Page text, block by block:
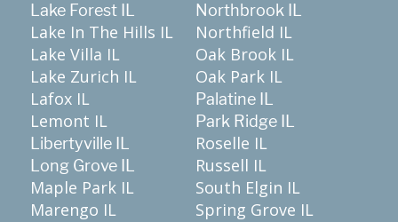
Lake Forest IL
Lake In The Hills IL
Lake Villa IL
Lake Zurich IL
Lafox IL
Lemont IL
Libertyville IL
Long Grove IL
Maple Park IL
Marengo IL
Northbrook IL
Northfield IL
Oak Brook IL
Oak Park IL
Palatine IL
Park Ridge IL
Roselle IL
Russell IL
South Elgin IL
Spring Grove IL